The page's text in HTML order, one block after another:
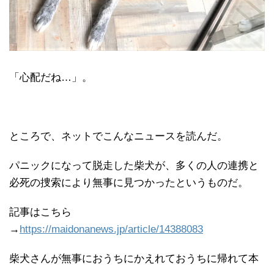
「心配だね…」。
ところで、ネットでこんなニュースを読んだ。
パニックになって脱走した柴犬が、多くの人の連携と
必死の捜索により無事に見つかったというものだ。
記事はこちら
→ https://maidonanews.jp/article/14388083
柴犬さんが無事におうちにかえれておうちに帰れて本